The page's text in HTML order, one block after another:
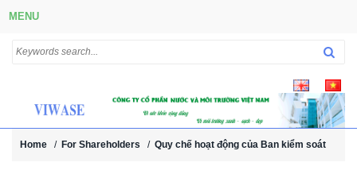
MENU
Home / For Shareholders / Quy chế hoạt động của Ban kiểm soát